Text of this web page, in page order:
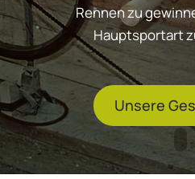
Rennen zu
Hauptsportart
Unsere